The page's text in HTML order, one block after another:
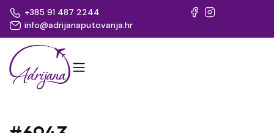
+385 91 487 2244
info@adrijanaputovanja.hr